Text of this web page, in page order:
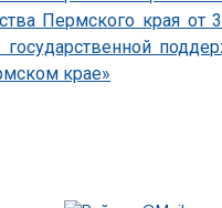
Пермского края
государственной
крае»